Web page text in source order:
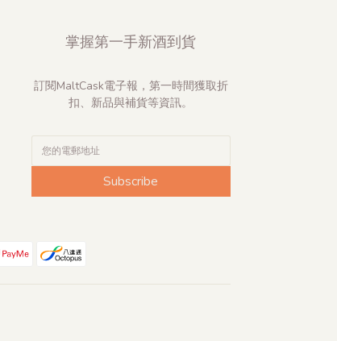
掌握第一手新酒到貨
訂閱MaltCask電子報，第一時間獲取折
扣、新品與補貨等資訊。
Subscribe